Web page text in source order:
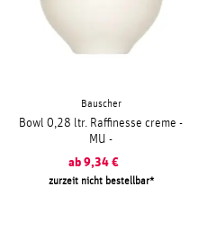
Bauscher
Bowl 0,28 ltr. Raffinesse creme -
MU -
ab 9,34 €
zurzeit nicht bestellbar